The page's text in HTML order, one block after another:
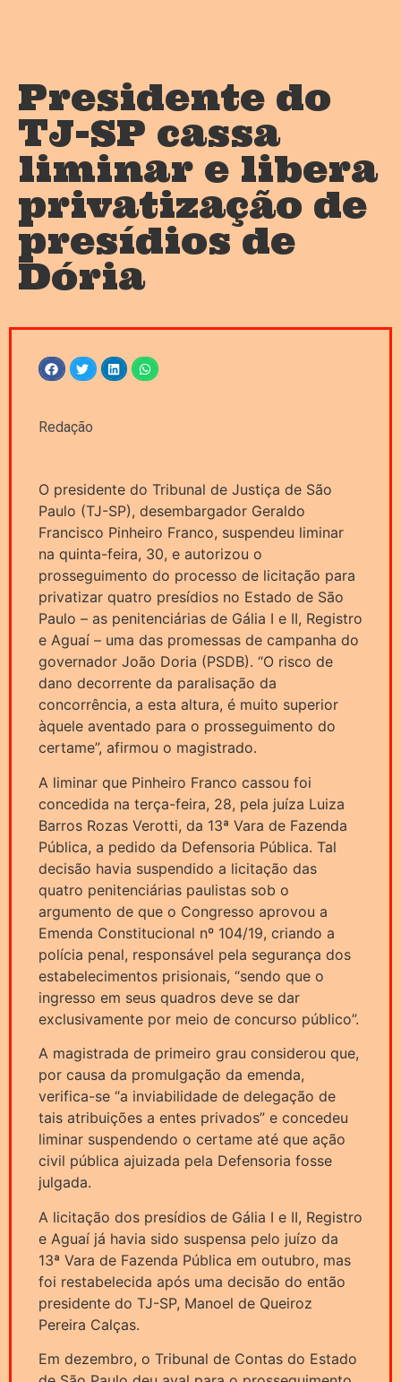
Presidente do
TJ-SP cassa
liminar e libera
privatização de
presídios de
Dória
Redação
O presidente do Tribunal de Justiça de São
Paulo (TJ-SP), desembargador Geraldo
Francisco Pinheiro Franco, suspendeu liminar
na quinta-feira, 30, e autorizou o
prosseguimento do processo de licitação para
privatizar quatro presídios no Estado de São
Paulo – as penitenciárias de Gália I e II, Registro
e Aguaí – uma das promessas de campanha do
governador João Doria (PSDB). “O risco de
dano decorrente da paralisação da
concorrência, a esta altura, é muito superior
àquele aventado para o prosseguimento do
certame”, afirmou o magistrado.
A liminar que Pinheiro Franco cassou foi
concedida na terça-feira, 28, pela juíza Luiza
Barros Rozas Verotti, da 13ª Vara de Fazenda
Pública, a pedido da Defensoria Pública. Tal
decisão havia suspendido a licitação das
quatro penitenciárias paulistas sob o
argumento de que o Congresso aprovou a
Emenda Constitucional nº 104/19, criando a
polícia penal, responsável pela segurança dos
estabelecimentos prisionais, “sendo que o
ingresso em seus quadros deve se dar
exclusivamente por meio de concurso público”.
A magistrada de primeiro grau considerou que,
por causa da promulgação da emenda,
verifica-se “a inviabilidade de delegação de
tais atribuições a entes privados” e concedeu
liminar suspendendo o certame até que ação
civil pública ajuizada pela Defensoria fosse
julgada.
A licitação dos presídios de Gália I e II, Registro
e Aguaí já havia sido suspensa pelo juízo da
13ª Vara de Fazenda Pública em outubro, mas
foi restabelecida após uma decisão do então
presidente do TJ-SP, Manoel de Queiroz
Pereira Calças.
Em dezembro, o Tribunal de Contas do Estado